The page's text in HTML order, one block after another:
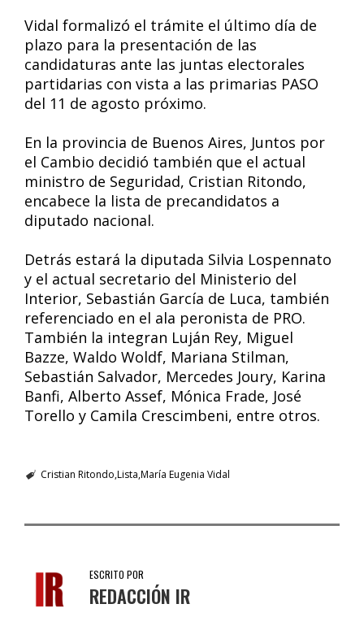
Vidal formalizó el trámite el último día de
plazo para la presentación de las
candidaturas ante las juntas electorales
partidarias con vista a las primarias PASO
del 11 de agosto próximo.
En la provincia de Buenos Aires, Juntos por
el Cambio decidió también que el actual
ministro de Seguridad, Cristian Ritondo,
encabece la lista de precandidatos a
diputado nacional.
Detrás estará la diputada Silvia Lospennato
y el actual secretario del Ministerio del
Interior, Sebastián García de Luca, también
referenciado en el ala peronista de PRO.
También la integran Luján Rey, Miguel
Bazze, Waldo Woldf, Mariana Stilman,
Sebastián Salvador, Mercedes Joury, Karina
Banfi, Alberto Assef, Mónica Frade, José
Torello y Camila Crescimbeni, entre otros.
Cristian Ritondo Lista María Eugenia Vidal
ESCRITO POR
REDACCIÓN IR